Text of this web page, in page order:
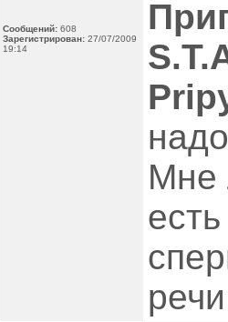
Сообщений: 608
Зарегистрирован: 27/07/2009
19:14
Мне